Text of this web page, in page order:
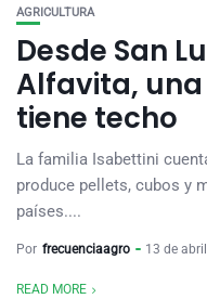
AGRICULTURA
Desde San
Alfavita,
tiene techo
La familia Isabettini
produce pellets, cubos y
países....
Por frecuenciaagro 13 de
READ MORE